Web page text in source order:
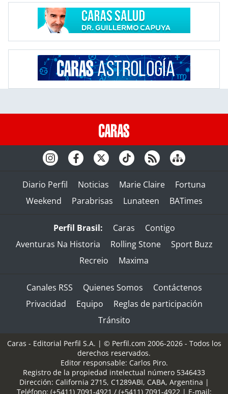
Diario Perfil Noticias Marie Claire
Fortuna
Weekend
Parabrisas Lunateen BATimes
Perfil Brasil: Caras
Contigo
Aventuras Na Historia
Rolling Stone
Sport Buzz
Recreio
Maxima
Canales RSS Quienes Somos
Contáctenos
Privacidad
Equipo
Reglas de participación
Tránsito
Caras - Editorial Perfil S.A. | © Perfil.com 2006-2026 - Todos los
derechos reservados.
Editor responsable: Carlos Piro.
Registro de la propiedad intelectual número 5346433
Dirección: California 2715, C1289ABI, CABA, Argentina |
Teléfono: (+5411) 7091-4921 / (+5411) 7091-4922 | E-mail: